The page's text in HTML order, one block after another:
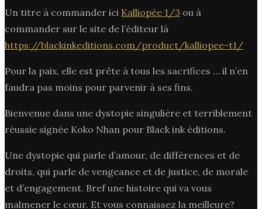
Un titre à commander ici Kalliopée 1/3 ou à
commander sur le site de l’éditeur là
https://blackinkeditions.com/product/kalliopee-t1/
Pour la paix, elle est prête à tous les sacrifices … il n’en
faudra pas moins pour parvenir à ses fins.
Bienvenue dans une dystopie singulière et terriblement
réussie signée Koko Nhan pour Black ink éditions.
Une dystopie qui parle d’amour, de différences et de
droits, qui parle de vengeance et de justice, de morale
et d’engagement. Bref une histoire qui va vous
malmener le cœur. Et vous connaissez la meilleure?